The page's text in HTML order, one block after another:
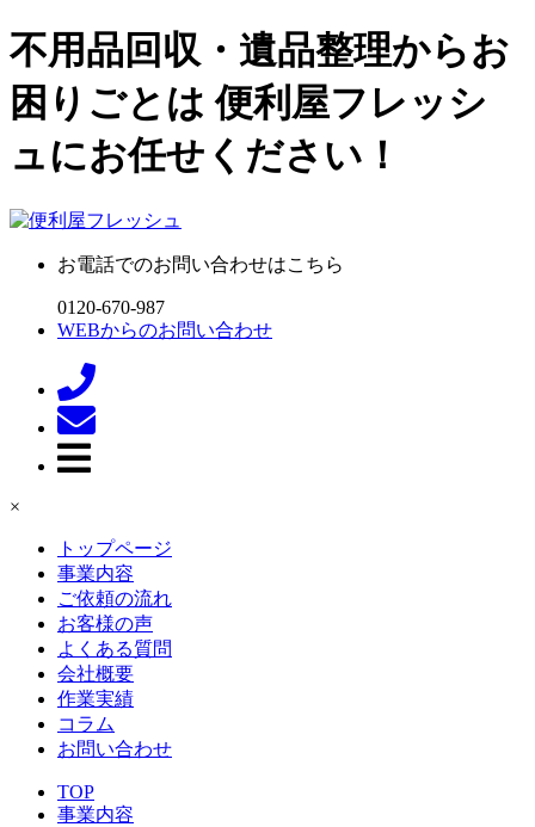
不用品回収・遺品整理からお
困りごとは 便利屋フレッシ
ュにお任せください！
お電話でのお問い合わせはこちら
0120-670-987
WEBからのお問い合わせ
×
トップページ
事業内容
ご依頼の流れ
お客様の声
よくある質問
会社概要
作業実績
コラム
お問い合わせ
TOP
事業内容